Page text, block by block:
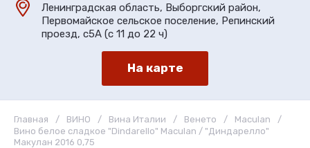
Ленинградская область, Выборгский район,
Первомайское сельское поселение, Репинский
проезд, с5А (с 11 до 22 ч)
На карте
Главная / ВИНО / Вина Италии / Венето / Maculan
/
Вино белое сладкое "Dindarello" Maculan / "Диндарелло"
Макулан 2016 0,75